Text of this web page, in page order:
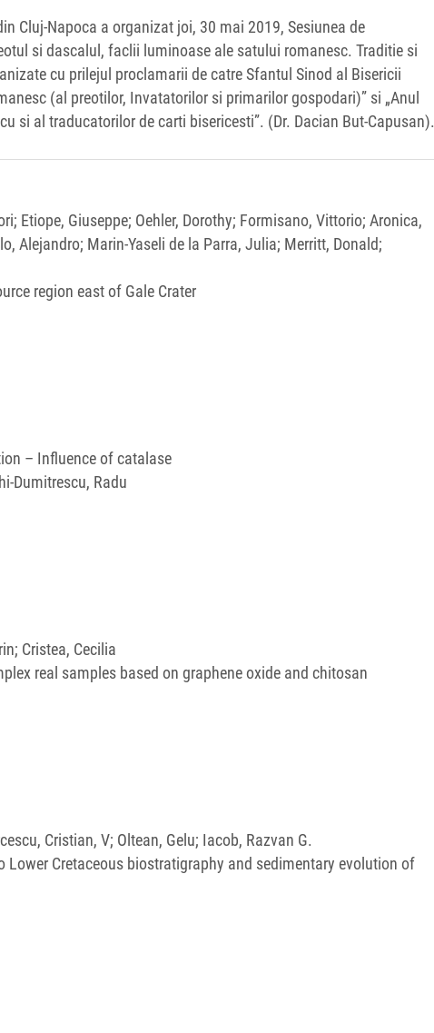
Cluj-Napoca a organizat joi, 30 mai 2019, Sesiunea de
si dascalul, faclii luminoase ale satului romanesc. Traditie si
cu prilejul proclamarii de catre Sfantul Sinod al Bisericii
(al preotilor, Invatatorilor si primarilor gospodari)” si „Anul
al traducatorilor de carti bisericesti”. (Dr. Dacian But-Capusan).
Etiope, Giuseppe; Oehler, Dorothy; Formisano, Vittorio; Aronica,
Alejandro; Marin-Yaseli de la Parra, Julia; Merritt, Donald;
region east of Gale Crater
– Influence of catalase
Dumitrescu, Radu
Cristea, Cecilia
real samples based on graphene oxide and chitosan
Cristian, V; Oltean, Gelu; Iacob, Razvan G.
Cretaceous biostratigraphy and sedimentary evolution of